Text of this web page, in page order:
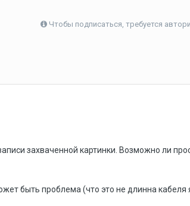
Чтобы подписаться, требуется
захваченной картинки. Возможно ли
быть проблема (что это не длинна кабеля